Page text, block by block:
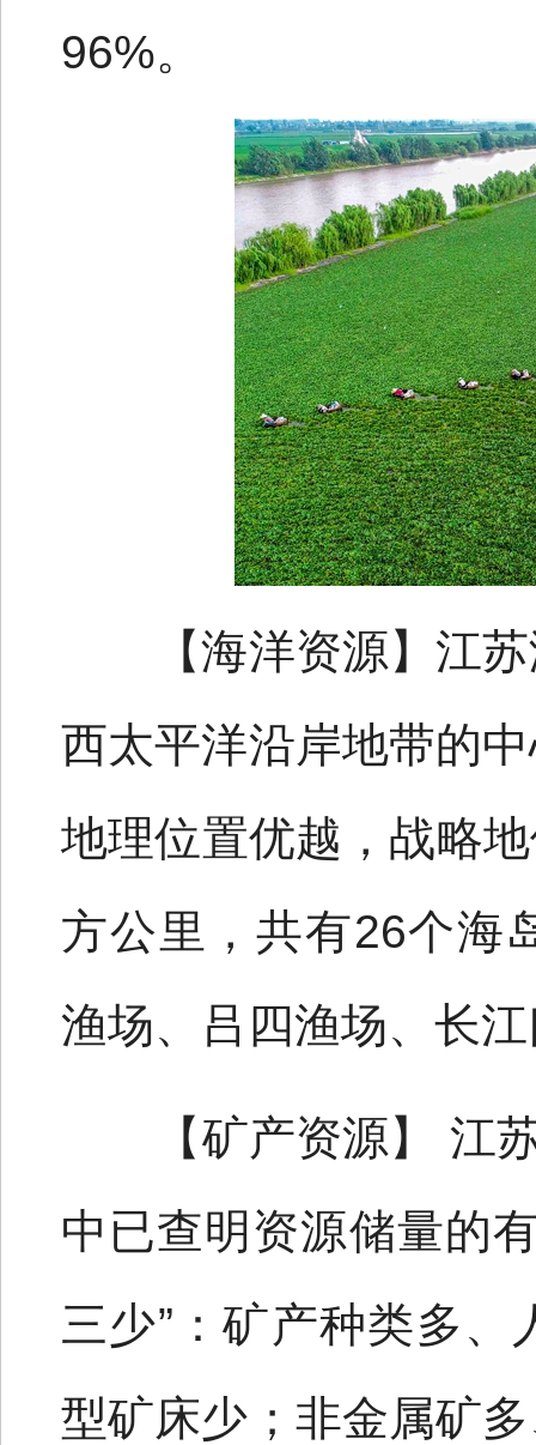
96%。
【海洋资源】江苏
西太平洋沿岸地带的
地理位置优越，战略
方公里，共有26个海
渔场、吕四渔场、长
【矿产资源】 江苏
中已查明资源储量的
三少”：矿产种类多
型矿床少；非金属矿